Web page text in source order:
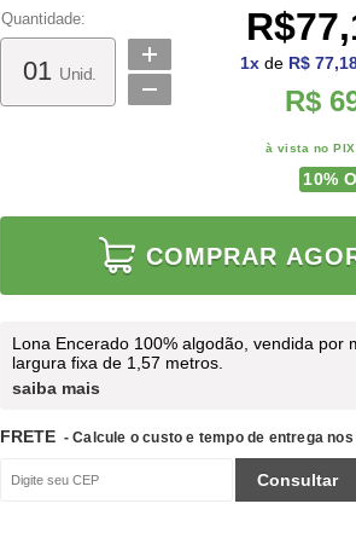
1xde R$
R$
à vista no
10%
Quantidade:
Unid.
COMPRAR
Lona Encerado 100% algodão, vendida por
largura fixa de 1,57 metros.
saiba mais
FRETE - Calcule o custo e tempo de entrega
Consultar